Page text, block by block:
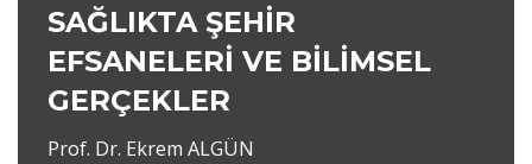
SAĞLIKTA ŞEHİR
EFSANELERİ VE BİLİMSEL
GERÇEKLER
Prof. Dr. Ekrem ALGÜN